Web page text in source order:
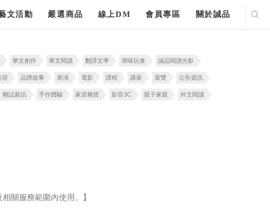
文活動 嚴選商品 線上DM 會員專區 關於誠品
華文創作 華文閱讀 翻譯文學 尋味玩食 誠品閱讀光影
容 品牌故事 表演 電影 課程 講座 展覽 公告資訊
雜誌新訊 手作體驗 家居雜貨 影音3C 親子家庭 外文閱讀
關服務範圍內使用。】